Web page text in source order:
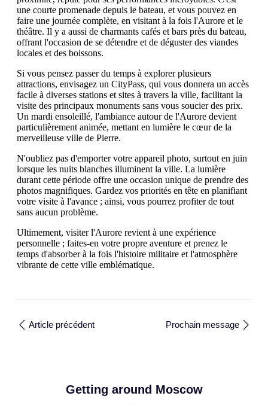
une courte promenade depuis le bateau, et vous pouvez en
faire une journée complète, en visitant à la fois l'Aurore et le
théâtre. Il y a aussi de charmants cafés et bars près du bateau,
offrant l'occasion de se détendre et de déguster des viandes
locales et des boissons.
Si vous pensez passer du temps à explorer plusieurs
attractions, envisagez un CityPass, qui vous donnera un accès
facile à diverses stations et sites à travers la ville, facilitant la
visite des principaux monuments sans vous soucier des prix.
Un mardi ensoleillé, l'ambiance autour de l'Aurore devient
particulièrement animée, mettant en lumière le cœur de la
merveilleuse ville de Pierre.
N'oubliez pas d'emporter votre appareil photo, surtout en juin
lorsque les nuits blanches illuminent la ville. La lumière
durant cette période offre une occasion unique de prendre des
photos magnifiques. Gardez vos priorités en tête en planifiant
votre visite à l'avance ; ainsi, vous pourrez profiter de tout
sans aucun problème.
Ultimement, visiter l'Aurore revient à une expérience
personnelle ; faites-en votre propre aventure et prenez le
temps d'absorber à la fois l'histoire militaire et l'atmosphère
vibrante de cette ville emblématique.
Article précédent Prochain message
Getting around Moscow